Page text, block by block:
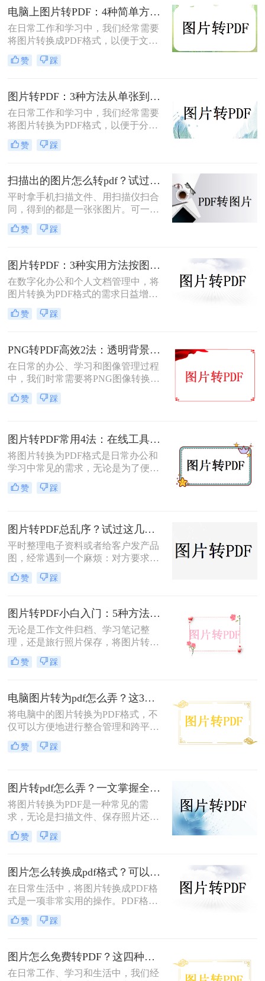
呢？本文将介绍三种将扫描件转换成
PDF格式的方法。
电脑上图片转PDF：4种简单方法的操作步骤和DPI设置！
在日常工作和学习中，我们经常需要
将图片转换成PDF格式，以便于文件
的传输、存储和打印。那么电脑上怎
么图片转pdf呢？本文将介绍三种在电
您根据不同的需求选择最合适的方
法。
赞 踩
图片转PDF：3种方法从单张到批量转换的操作差异！
在日常工作和学习中，我们经常需要
将图片转换为PDF格式，以便于分
享、打印和存档。那么图片怎么转pdf
呢？本文将介绍三种常用的将图片转
同的需求选择最合适的方式。
赞 踩
扫描出的图片怎么转pdf？试过好用的几个办法！
平时拿手机扫描文件、用扫描仪扫合
同，得到的都是一张张图片。可一旦
要发给别人、归档保存或者打印出
来，PDF格式明显更正式、也更方
行，转完PDF却模糊了；十几页的扫
描件，一页一页转太磨人；还有些涉
及隐私的文件，不敢随便往在线工具
里传。
赞 踩
图片转PDF：3种实用方法按图片格式（JPG/PNG/BMP）选！
在数字化办公和个人文档管理中，将
图片转换为PDF格式的需求日益增
长。PDF（Portable Document
Format）因其跨平台兼容性、不易变
享。那么如何把图片转换成PDF呢？
本文将介绍几种实用的方法来帮助您
完成图片到PDF的转换。
赞 踩
PNG转PDF高效2法：透明背景保留和文件压缩设置！
在日常的办公、学习和图像管理过程
中，我们时常需要将PNG图像转换为
PDF文件。PDF文件格式因其良好的
兼容性、稳定性和在不同设备上显示
片转PDF的方法。
赞 踩
图片转PDF常用4法：在线工具、桌面软件、手机APP和打印导出的适用边界！
将图片转换为PDF格式是日常办公和
学习中常见的需求，无论是为了便于
分享、存储还是打印。那么图片转为
pdf怎么弄呢？本文将介绍几种常用的
赞 踩
图片转PDF总乱序？试过这几个方法后顺手多了
平时整理电子资料或者给客户发产品
图，经常遇到一个麻烦：对方要求把
一堆零散的图片打包成一个完整的
PDF文件。如果一张张发过去，不仅
混。很多朋友一搜“图片转pdf怎么
弄”，出来一堆复杂的教程，其实只
要找对工具，这事儿非常简单。本文
就按大家最常用的场景（在线免安
装、批量处理、手机自带功能）整理
了几个亲测好用的办法，帮你轻松搞
赞 踩
图片转PDF小白入门：5种方法从最简单到最专业逐步升级！
无论是工作文件归档、学习笔记整
理，还是旅行照片保存，将图片转换
为PDF都能让内容更规范、更易分
享。那么如何图片转pdf呢？本文提供
5种常用方法，3分钟即可学会！
赞 踩
电脑图片转为pdf怎么弄？这3种方法值得尝试！
将电脑中的图片转换为PDF格式，不
仅可以方便地进行整合管理和跨平台
查看，还能有效保护图片的原始质量
和隐私信息。那么电脑图片转为pdf怎
片到PDF的转换。
赞 踩
图片转pdf怎么弄？一文掌握全平台方法！
将图片转换为PDF是一种常见的需
求，无论是扫描文件、保存照片还是
整理资料，PDF格式都能更好地保证
内容的完整性和兼容性。那么图片转
机、在线工具等多种转换方法，总有
一种适合你！
赞 踩
图片怎么转换成pdf格式？可以尝试这三种方法！
在日常生活中，将图片转换成PDF格
式是一项非常实用的操作。PDF格式
因其跨平台兼容性、格式固定性和易
于分享打印等特点，被广泛应用于各
怎么转换成pdf格式呢？本文将介绍三
种将图片转换成PDF格式的方法。
赞 踩
图片怎么免费转PDF？这四种方法轻松搞定！
在日常工作、学习和生活中，我们经